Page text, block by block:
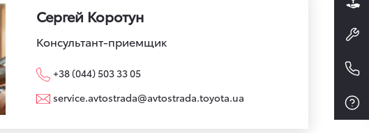
Сергей Коротун
Консультант-приемщик
+38 (044) 503 33 05
service.avtostrada@avtostrada.toyota.ua